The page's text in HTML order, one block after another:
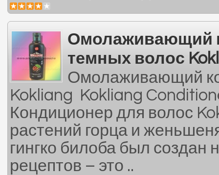
Омолаживающий
темных волос
Омолаживающий
Kokliang Kokliang
Кондиционер для волос
растений горца и
гингко билоба был создан
рецептов – это ..